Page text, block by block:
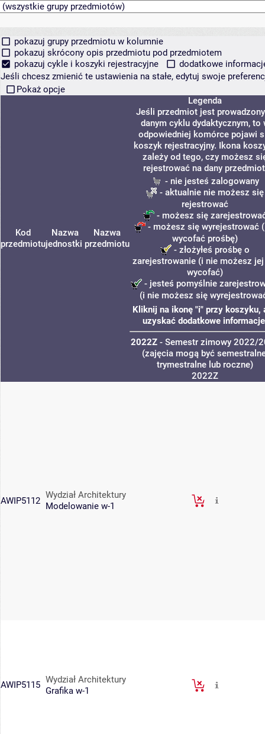
pokazuj grupy przedmiotu w kolumnie
pokazuj skrócony opis przedmiotu pod przedmiotem
pokazuj cykle i koszyki rejestracyjne
dodatkowe
Jeśli chcesz zmienić te ustawienia na stałe, edytuj swoje
Pokaż opcje
Kod
przedmiotu
Nazwa
jednostki
Nazwa
przedmiotu
Legenda
Jeśli przedmiot jest
danym cyklu dydaktycznym, to
odpowiedniej komórce pojawi
koszyk rejestracyjny. Ikona
zależy od tego, czy możesz
rejestrować na dany
- nie jesteś zalogowany
- aktualnie nie możesz się
rejestrować
- możesz się
- możesz się wyrejestrować
wycofać prośbę)
- złożyłeś prośbę o
zarejestrowanie (i nie możesz
wycofać)
- jesteś pomyślnie
(i nie możesz się
Kliknij na ikonę "i" przy koszyku,
uzyskać dodatkowe
2022Z- Semestr zimowy 2022/
(zajęcia mogą być
trymestralne lub roczne)
2022Z
AWIP5112
Wydział Architektury
Modelowanie w-1
AWIP5115 Wydział Architektury
Grafika w-1